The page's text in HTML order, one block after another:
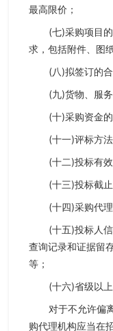
最高限价；
(七)采购项目
求，包括附件、图
(八)拟签订的
(九)货物、服
(十)采购资金
(十一)评标方
(十二)投标有效
(十三)投标截
(十四)采购代
(十五)投标人
查询记录和证据留
等；
(十六)省级以
对于不允许偏
购代理机构应当在